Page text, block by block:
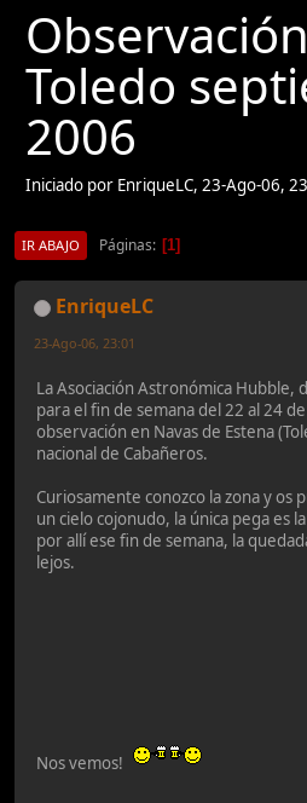
Toledo
2006
Iniciado por EnriqueLC, 23-Ago-06,
IR ABAJO Páginas 1
EnriqueLC
23-Ago-06, 23:01
La Asociación Astronómica Hubble,
para el fin de semana del 22 al 24
observación en Navas de Estena
nacional de Cabañeros.
Curiosamente conozco la zona y os
un cielo cojonudo, la única pega es
por allí ese fin de semana, la
lejos.
Nos vemos!